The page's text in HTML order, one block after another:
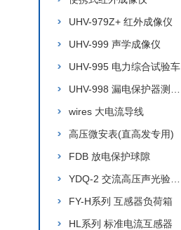
UHV-979Z+ 红外成像仪
UHV-999 声学成像仪
UHV-995 电力综合试验车
wires 大电流导线
高压微安表(直高发专用)
FDB 放电保护球隙
FY-H系列 互感器负荷箱
HL系列 标准电流互感器